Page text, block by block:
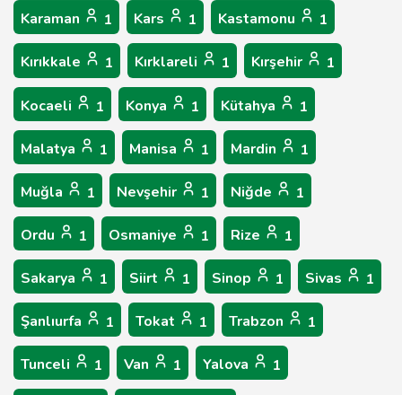
Karaman 1 Kars 1 Kastamonu 1
Kırıkkale 1 Kırklareli 1 Kırşehir 1
Kocaeli 1 Konya 1 Kütahya 1
Malatya 1 Manisa 1 Mardin 1
Muğla 1 Nevşehir 1 Niğde 1
Ordu 1 Osmaniye 1 Rize 1
Sakarya 1 Siirt 1 Sinop 1 Sivas 1
Şanlıurfa 1 Tokat 1 Trabzon 1
Tunceli 1 Van 1 Yalova 1